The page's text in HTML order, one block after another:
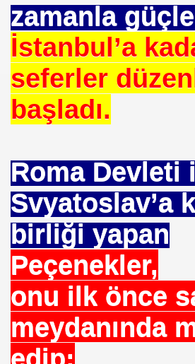
zamanla
İstanbul’a
seferler
başladı.
Roma Devleti
Svyatoslav’a
birliği yapan
Peçenekler,
onu ilk önce
meydanında
Dr. Nevzat TARHAN- NP
İLK. sarı nokta
TIP TEDAVİLERİ-
Araştırmalar Mrk.
BŞK. ENERJİ VERİMLİLİĞİ DER.
Cezalandırılan Bürokrat